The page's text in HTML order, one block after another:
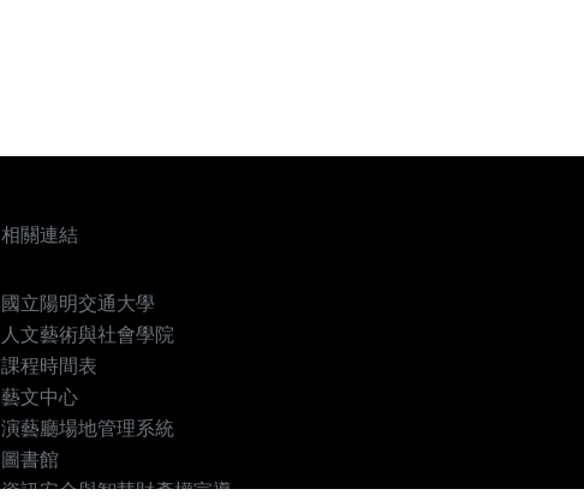
相關連結
國立陽明交通大學
人文藝術與社會學院
課程時間表
藝文中心
演藝廳場地管理系統
圖書館
資訊安全與智慧財產權宣導